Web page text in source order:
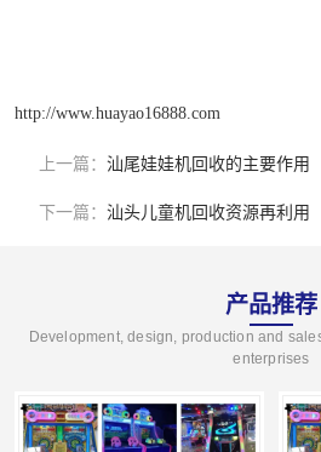
http://www.huayao16888.com
上一篇： 汕尾娃娃机回收的主要作用
下一篇： 汕头儿童机回收资源再利用
产品推荐
Development, design, production and
enterprises